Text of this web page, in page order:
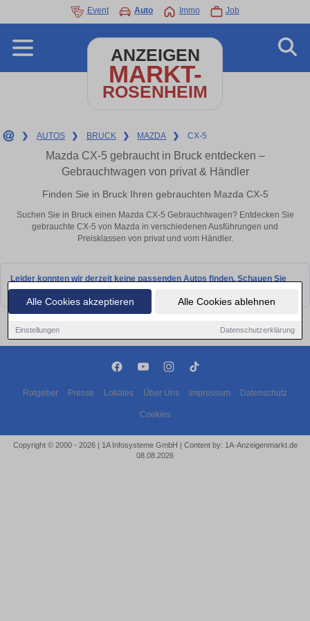
Alle Cookies akzeptieren Alle Cookies ablehnen
Einstellungen Datenschutzerklärung
Event Auto Immo Job
ANZEIGEN
MARKT-
ROSENHEIM
❯ AUTOS ❯ BRUCK ❯ MAZDA ❯ CX-5
Mazda CX-5 gebraucht in Bruck entdecken –
Gebrauchtwagen von privat & Händler
Finden Sie in Bruck Ihren gebrauchten Mazda CX-5
Suchen Sie in Bruck einen Mazda CX-5 Gebrauchtwagen? Entdecken Sie
gebrauchte CX-5 von Mazda in verschiedenen Ausführungen und
Preisklassen von privat und vom Händler.
Leider konnten wir derzeit keine passenden Autos finden. Schauen Sie
bald wieder vorbei!
Ratgeber Presse Lokales Über Uns Impressum Datenschutz
Cookies
Copyright © 2000 - 2026 | 1A Infosysteme GmbH | Content by: 1A-Anzeigenmarkt.de
08.08.2026